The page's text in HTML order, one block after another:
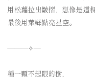
用松蘿拉出皺摺，想像是這
最後用萊姆點亮星空。
———✧—
種一顆不起眼的樹，